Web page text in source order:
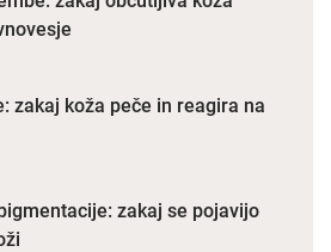
zakaj koža peče in reagira na
zakaj se pojavijo